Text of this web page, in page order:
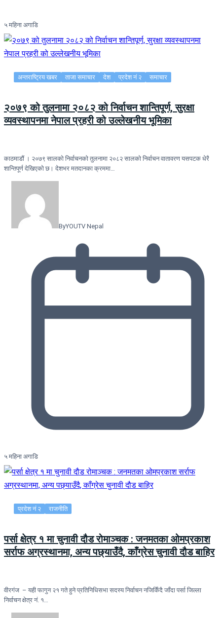
५ महिना अगाडि
अन्तराष्ट्रिय खबर ताजा समाचार देश प्रदेश नं २ समाचार
२०७९ को तुलनामा २०८२ को निर्वाचन शान्तिपूर्ण, सुरक्षा
व्यवस्थापनमा नेपाल प्रहरी को उल्लेखनीय भूमिका
काठमाडौं । २०७९ सालको निर्वाचनको तुलनामा २०८२ सालको निर्वाचन वातावरण यसपटक धेरै
शान्तिपूर्ण देखिएको छ। देशभर मतदानका क्रममा…
ByYOUTV Nepal
५ महिना अगाडि
प्रदेश नं २ राजनीति
पर्सा क्षेत्र १ मा चुनावी दौड रोमाञ्चक : जनमतका ओमप्रकाश
सर्राफ अग्रस्थानमा, अन्य पछ्याउँदै, काँग्रेस चुनावी दौड बाहिर
वीरगंज – यही फागुन २१ गते हुने प्रतिनिधिसभा सदस्य निर्वाचन नजिकिँदै जाँदा पर्सा जिल्ला
निर्वाचन क्षेत्र नं. १…